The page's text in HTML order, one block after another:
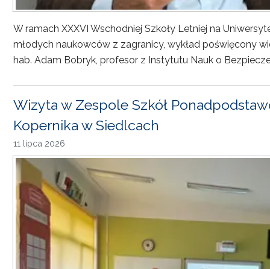
W ramach XXXVI Wschodniej Szkoły Letniej na
młodych naukowców z zagranicy, wykład poświęcony
hab. Adam Bobryk, profesor z Instytutu Nauk o
Wizyta w Zespole Szkół
Kopernika w Siedlcach
11 lipca 2026